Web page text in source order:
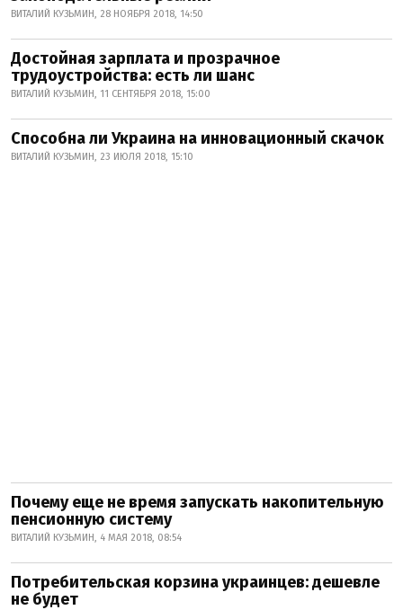
ВИТАЛИЙ КУЗЬМИН, 28 НОЯБРЯ 2018, 14:50
Достойная зарплата и прозрачное
трудоустройства: есть ли шанс
ВИТАЛИЙ КУЗЬМИН, 11 СЕНТЯБРЯ 2018, 15:00
Способна ли Украина на инновационный скачок
ВИТАЛИЙ КУЗЬМИН, 23 ИЮЛЯ 2018, 15:10
Почему еще не время запускать накопительную
пенсионную систему
ВИТАЛИЙ КУЗЬМИН, 4 МАЯ 2018, 08:54
Потребительская корзина украинцев: дешевле
не будет